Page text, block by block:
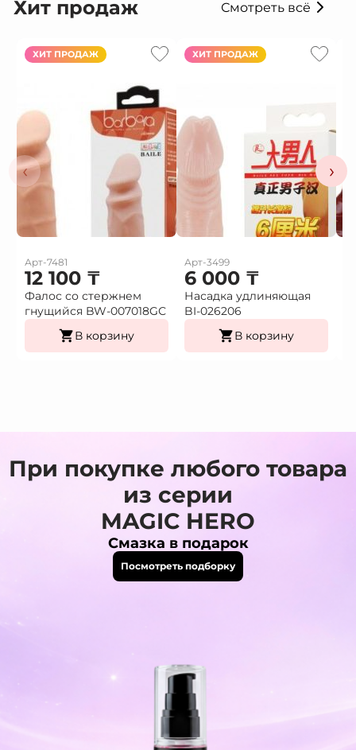
Хит продаж Смотреть всё
‹
ХИТ ПРОДАЖ
Арт-7481
12 100 ₸
Фалос со стержнем
гнущийся BW-007018GС
В корзину
ХИТ ПРОДАЖ
Арт-3499
6 000 ₸
Насадка удлиняющая
BI-026206
В корзину
›
При покупке любого товара
из серии
MAGIC HERO
Смазка в подарок
Посмотреть подборку